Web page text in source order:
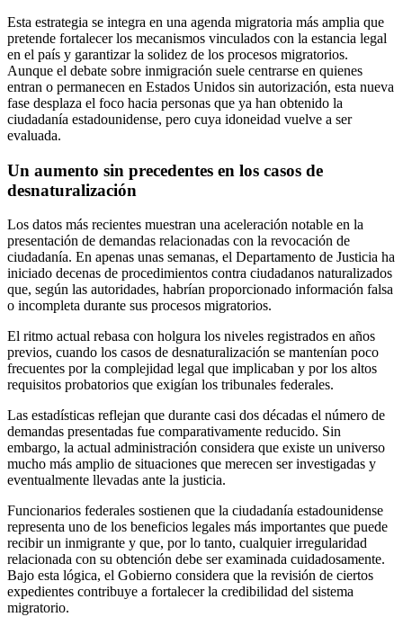
Esta estrategia se integra en una agenda migratoria más amplia que
pretende fortalecer los mecanismos vinculados con la estancia legal
en el país y garantizar la solidez de los procesos migratorios.
Aunque el debate sobre inmigración suele centrarse en quienes
entran o permanecen en Estados Unidos sin autorización, esta nueva
fase desplaza el foco hacia personas que ya han obtenido la
ciudadanía estadounidense, pero cuya idoneidad vuelve a ser
evaluada.
Un aumento sin precedentes en los casos de
desnaturalización
Los datos más recientes muestran una aceleración notable en la
presentación de demandas relacionadas con la revocación de
ciudadanía. En apenas unas semanas, el Departamento de Justicia ha
iniciado decenas de procedimientos contra ciudadanos naturalizados
que, según las autoridades, habrían proporcionado información falsa
o incompleta durante sus procesos migratorios.
El ritmo actual rebasa con holgura los niveles registrados en años
previos, cuando los casos de desnaturalización se mantenían poco
frecuentes por la complejidad legal que implicaban y por los altos
requisitos probatorios que exigían los tribunales federales.
Las estadísticas reflejan que durante casi dos décadas el número de
demandas presentadas fue comparativamente reducido. Sin
embargo, la actual administración considera que existe un universo
mucho más amplio de situaciones que merecen ser investigadas y
eventualmente llevadas ante la justicia.
Funcionarios federales sostienen que la ciudadanía estadounidense
representa uno de los beneficios legales más importantes que puede
recibir un inmigrante y que, por lo tanto, cualquier irregularidad
relacionada con su obtención debe ser examinada cuidadosamente.
Bajo esta lógica, el Gobierno considera que la revisión de ciertos
expedientes contribuye a fortalecer la credibilidad del sistema
migratorio.